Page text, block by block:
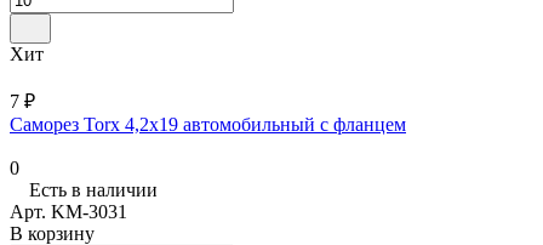
Хит
7 ₽
Саморез Torx 4,2х19 автомобильный с фланцем
0
Есть в наличии
Арт. KM-3031
В корзину